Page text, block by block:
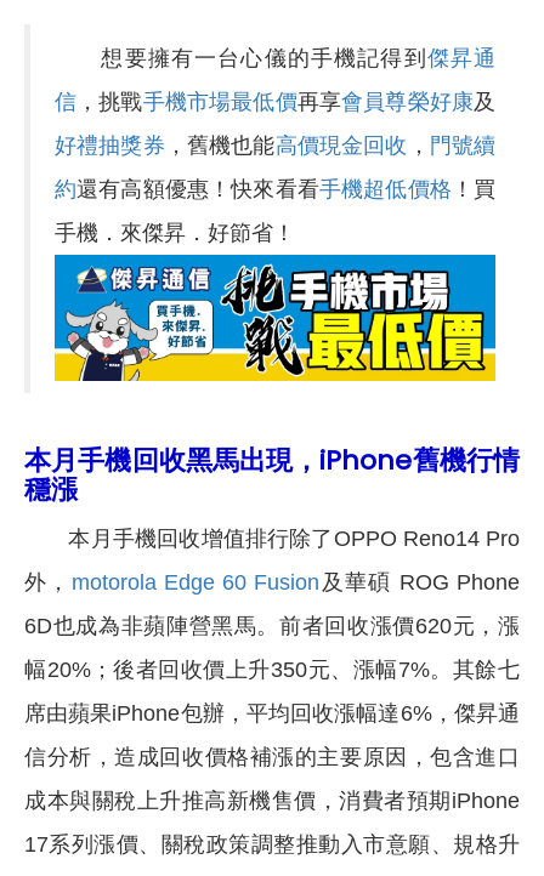
想要擁有一台心儀的手機記得到 傑昇通
信 ，挑戰手機市場最低價再享會員尊榮好康及
好禮抽獎券 ，舊機也能高價現金回收 ， 門號續
約還有高額優惠！快來看看手機超低價格 ！買
手機．來傑昇．好節省！
本月手機回收黑馬出現，iPhone舊機行情
穩漲
本月手機回收增值排行除了OPPO Reno14 Pro
外， motorola Edge 60 Fusion 及華碩 ROG Phone
6D也成為非蘋陣營黑馬。前者回收漲價620元，漲
幅20%；後者回收價上升350元、漲幅7%。其餘七
席由蘋果iPhone包辦，平均回收漲幅達6%，傑昇通
信分析，造成回收價格補漲的主要原因，包含進口
成本與關稅上升推高新機售價，消費者預期iPhone
17系列漲價、關稅政策調整推動入市意願、規格升